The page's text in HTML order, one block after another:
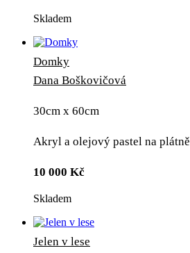
Skladem
Domky
Dana Boškovičová
30cm x 60cm
Akryl a olejový pastel na plátně
10 000 Kč
Skladem
Jelen v lese